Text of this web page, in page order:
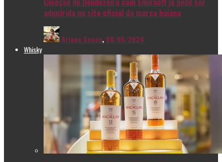
adquirida no site oficial da marca baiana
Ariana Souza, 08/05/2024
Whisky